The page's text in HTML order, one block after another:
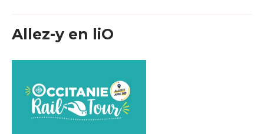
Allez-y en liO